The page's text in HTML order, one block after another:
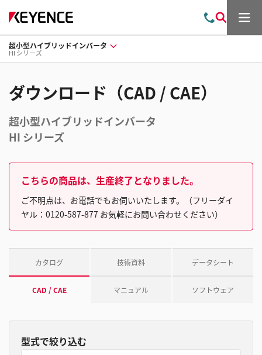
問
わ
索
メ
超小型ハイブリッドインバータ
HI シリーズ
ダウンロード（CAD / CAE）
超小型ハイブリッドインバータ
HI シリーズ
こちらの商品は、生産終了となりました。
ご不明点は、お電話でもお伺いいたします。（フリーダイ
ヤル：0120-587-877 お気軽にお問い合わせください）
カタログ 技術資料 データシート
CAD / CAE マニュアル ソフトウェア
型式で絞り込む